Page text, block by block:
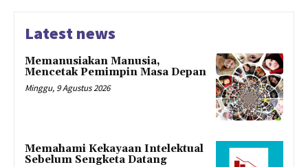
Latest news
Memanusiakan Manusia,
Mencetak Pemimpin Masa Depan
Minggu, 9 Agustus 2026
Memahami Kekayaan Intelektual
Sebelum Sengketa Datang